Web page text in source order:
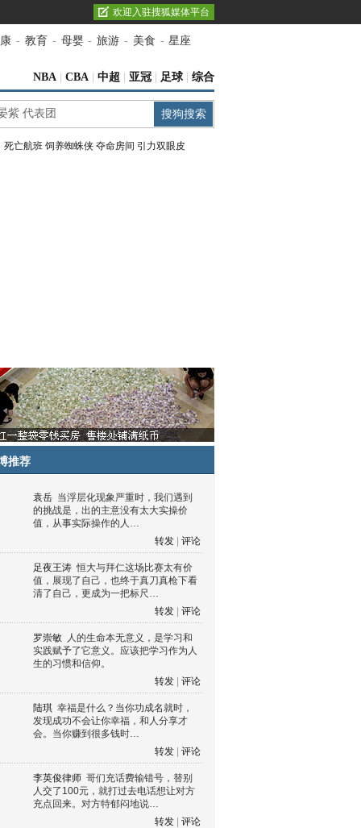
欢迎入驻搜狐媒体平台
- 教育 - 母婴 - 旅游 - 美食 - 星座
NBA CBA 中超 亚冠 足球 综合
死亡航班 饲养蜘蛛侠 夺命房间 引力双眼皮
推荐
袁岳 当浮层化现象严重时，我们遇到
的挑战是，出的主意没有太大实操价
值，从事实际操作的人…
转发
评论
足夜王涛 恒大与拜仁这场比赛太有价
值，展现了自己，也终于真刀真枪下看
清了自己，更成为一把标尺…
转发
评论
罗崇敏 人的生命本无意义，是学习和
实践赋予了它意义。应该把学习作为人
生的习惯和信仰。
转发
评论
陆琪 幸福是什么？当你功成名就时，
发现成功不会让你幸福，和人分享才
会。当你赚到很多钱时…
转发
评论
李英俊律师 哥们充话费输错号，替别
人交了100元，就打过去电话想让对方
充点回来。对方特郁闷地说…
转发
评论